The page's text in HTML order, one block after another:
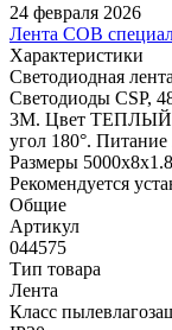
24 февраля 2026
Лента COB
Характеристики
Светодиодная
Светодиоды CSP,
3M. Цвет ТЕПЛЫЙ
угол 180°.
Размеры
Рекомендуется
Общие
Артикул
044575
Тип товара
Лента
Класс